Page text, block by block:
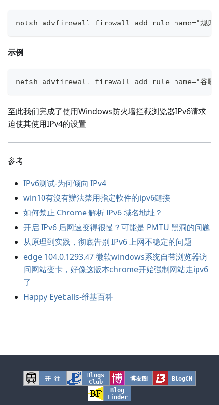
netsh advfirewall firewall add rule name="规则
示例
netsh advfirewall firewall add rule name="谷歌
至此我们完成了使用Windows防火墙拦截浏览器IPv6请求
迫使其使用IPv4的设置
参考
IPv6测试-为何倾向 IPv4
win10有沒有辦法禁用指定軟件的ipv6鏈接
如何禁止 Chrome 解析 IPv6 域名地址？
开启 IPv6 后网速变得很慢？可能是 PMTU 黑洞的问题
从原理到实践，彻底告别 IPv6 上网不稳定的问题
edge 104.0.1293.47 微软windows系统自带浏览器访
问网站变卡，好像这版本chrome开始强制网站走ipv6
了
Happy Eyeballs-维基百科
开 往
Blogs
Club
博友圈
BlogCN
Blog
Finder